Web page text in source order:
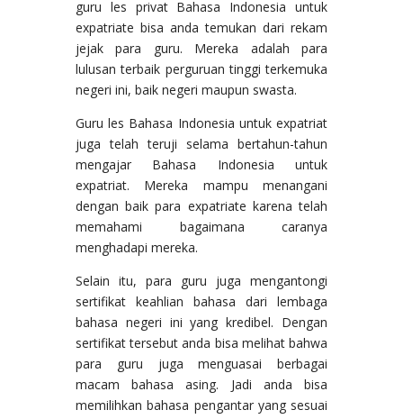
guru les privat Bahasa Indonesia untuk
expatriate bisa anda temukan dari rekam
jejak para guru. Mereka adalah para
lulusan terbaik perguruan tinggi terkemuka
negeri ini, baik negeri maupun swasta.
Guru les Bahasa Indonesia untuk expatriat
juga telah teruji selama bertahun-tahun
mengajar Bahasa Indonesia untuk
expatriat. Mereka mampu menangani
dengan baik para expatriate karena telah
memahami bagaimana caranya
menghadapi mereka.
Selain itu, para guru juga mengantongi
sertifikat keahlian bahasa dari lembaga
bahasa negeri ini yang kredibel. Dengan
sertifikat tersebut anda bisa melihat bahwa
para guru juga menguasai berbagai
macam bahasa asing. Jadi anda bisa
memilihkan bahasa pengantar yang sesuai